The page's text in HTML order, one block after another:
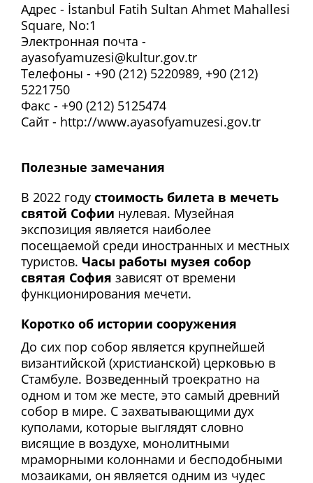
Адрес - İstanbul Fatih Sultan Ahmet Mahallesi
Square, No:1
Электронная почта -
ayasofyamuzesi@kultur.gov.tr
Телефоны - +90 (212) 5220989, +90 (212)
5221750
Факс - +90 (212) 5125474
Сайт - http://www.ayasofyamuzesi.gov.tr
Полезные замечания
В 2022 году стоимость билета в мечеть
святой Софии нулевая. Музейная
экспозиция является наиболее
посещаемой среди иностранных и местных
туристов. Часы работы музея собор
святая София зависят от времени
функционирования мечети.
Коротко об истории сооружения
До сих пор собор является крупнейшей
византийской (христианской) церковью в
Стамбуле. Возведенный троекратно на
одном и том же месте, это самый древний
собор в мире. С захватывающими дух
куполами, которые выглядят словно
висящие в воздухе, монолитными
мраморными колоннами и бесподобными
мозаиками, он является одним из чудес